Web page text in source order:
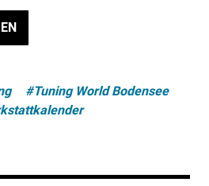
#Tuning World Bodensee